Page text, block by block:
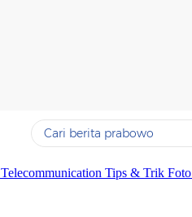
Yang sedang ramai dicari
Telecommunication Tips & Trik Foto